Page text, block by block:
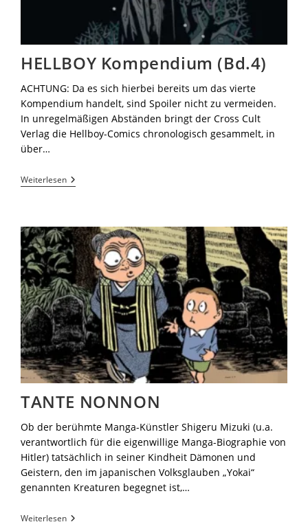
HELLBOY Kompendium (Bd.4)
ACHTUNG: Da es sich hierbei bereits um das vierte
Kompendium handelt, sind Spoiler nicht zu vermeiden.
In unregelmäßigen Abständen bringt der Cross Cult
Verlag die Hellboy-Comics chronologisch gesammelt, in
über…
Weiterlesen
TANTE NONNON
Ob der berühmte Manga-Künstler Shigeru Mizuki (u.a.
verantwortlich für die eigenwillige Manga-Biographie von
Hitler) tatsächlich in seiner Kindheit Dämonen und
Geistern, den im japanischen Volksglauben „Yokai“
genannten Kreaturen begegnet ist,…
Weiterlesen